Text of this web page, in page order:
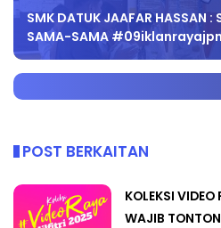
SMK DATUK JAAFAR HASSAN :
SAMA-SAMA
POST BERKAITAN
KOLEKSI
WAJIB